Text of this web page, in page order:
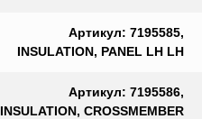
Артикул: 7195585,
INSULATION, PANEL LH LH
Артикул: 7195586,
INSULATION, CROSSMEMBER